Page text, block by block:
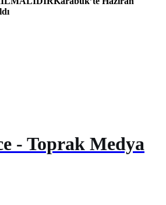
- Toprak Medya